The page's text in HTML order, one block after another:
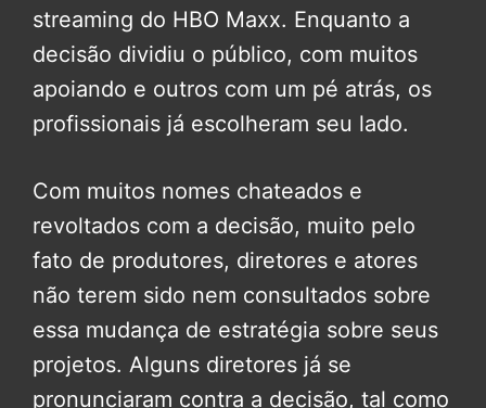
streaming do HBO Maxx. Enquanto a
decisão dividiu o público, com muitos
apoiando e outros com um pé atrás, os
profissionais já escolheram seu lado.
Com muitos nomes chateados e
revoltados com a decisão, muito pelo
fato de produtores, diretores e atores
não terem sido nem consultados sobre
essa mudança de estratégia sobre seus
projetos. Alguns diretores já se
pronunciaram contra a decisão, tal como